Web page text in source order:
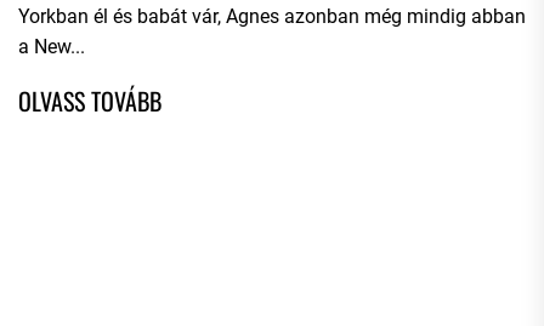
Yorkban él és babát vár, Agnes azonban még mindig abban
a New...